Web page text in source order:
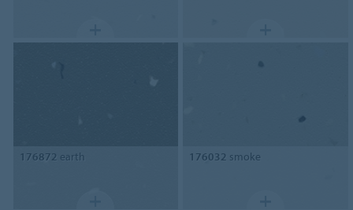
176872 earth 176032 smoke